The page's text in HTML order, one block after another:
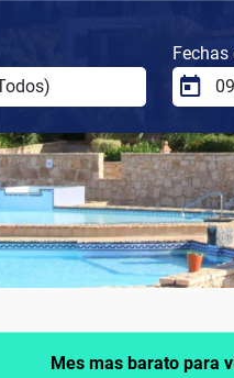
Fechas
Mes mas barato para